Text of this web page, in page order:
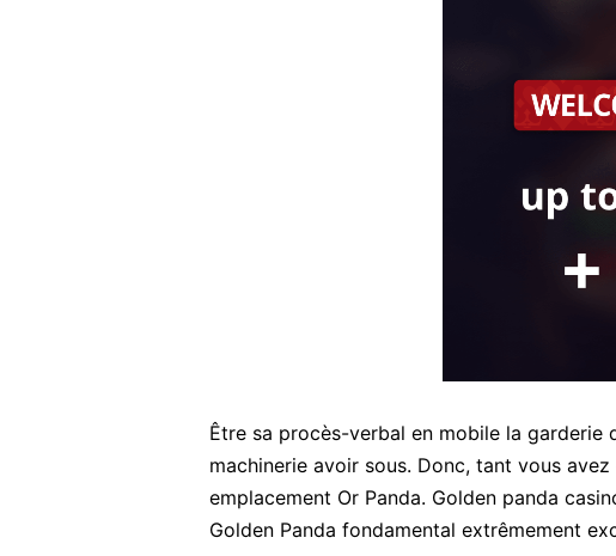
Être sa procès-verbal en mobile la
machinerie avoir sous. Donc, tant vous
emplacement Or Panda. Golden panda
Golden Panda fondamental extrêmement